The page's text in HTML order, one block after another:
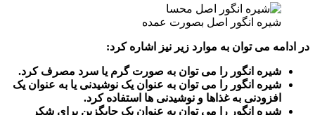
شیره انگور اصل بصورت عمده
در ادامه می توان به موارد زیر نیز اشاره کرد:
شیره انگور را می توان به صورت گرم یا سرد مصرف کرد.
شیره انگور را می توان به عنوان یک نوشیدنی یا به عنوان یک
افزودنی به غذاها و نوشیدنی ها استفاده کرد.
شیره انگور را می توان به عنوان یک جایگزین برای شکر